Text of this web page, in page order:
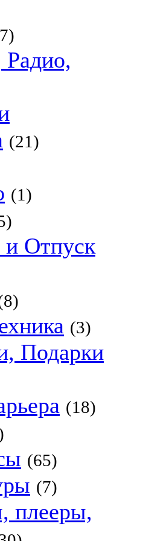
(21)
(1)
Отпуск
(3)
Подарки
(18)
(65)
(7)
плееры,